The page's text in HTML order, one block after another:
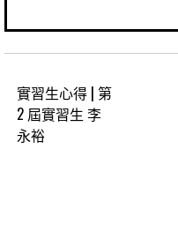
實習生心得 | 第
2 屆實習生 李
永裕